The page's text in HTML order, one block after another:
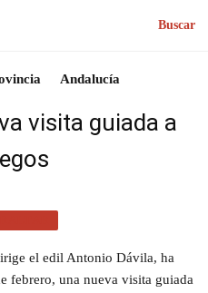
Buscar
Andalucía
visita guiada a
el edil Antonio Dávila, ha
febrero, una nueva visita guiada